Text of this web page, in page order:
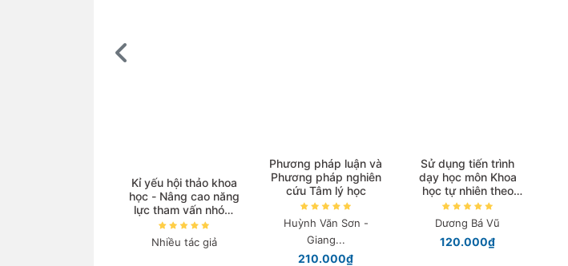
Kỉ yếu hội thảo khoa
học - Nâng cao năng
lực tham vấn nhóm
và triển khai các
chương trình phòng
ngừa, can thiệp tâm
Nhiều tác giả
Phương pháp luận và
Phương pháp nghiên
cứu Tâm lý học
Huỳnh Văn Sơn -
Giang...
210.000₫
Sử dụng tiến trình
dạy học môn Khoa
học tự nhiên theo
hình thức dạy học B-
Learning
Dương Bá Vũ
120.000₫